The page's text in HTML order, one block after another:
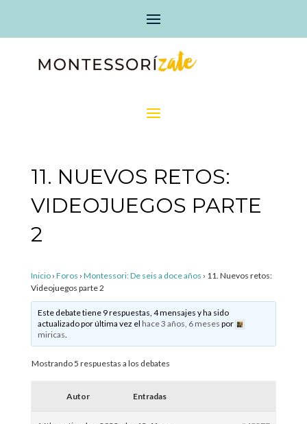
11. NUEVOS RETOS:
VIDEOJUEGOS PARTE
2
Inicio › Foros › Montessori: De seis a doce años › 11. Nuevos retos:
Videojuegos parte 2
Este debate tiene 9 respuestas, 4 mensajes y ha sido
actualizado por última vez el hace 3 años, 6 meses por
miricas.
Mostrando 5 respuestas a los debates
Autor Entradas